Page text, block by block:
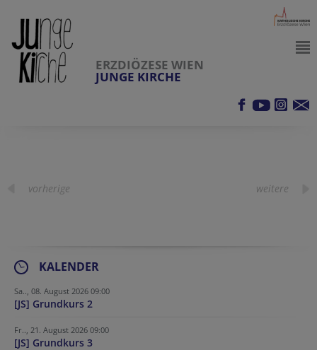
ERZDIÖZESE WIEN
JUNGE KIRCHE
vorherige weitere
KALENDER
Sa.., 08. August 2026 09:00
[JS] Grundkurs 2
Fr.., 21. August 2026 09:00
[JS] Grundkurs 3